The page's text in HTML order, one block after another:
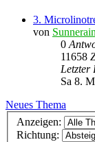
3.
von
0
11658
Letzter
Sa 8.
Neues Thema
Anzeigen:
Richtung: